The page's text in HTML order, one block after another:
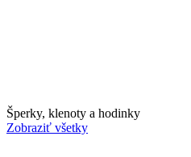
Šperky, klenoty a hodinky
Zobraziť všetky